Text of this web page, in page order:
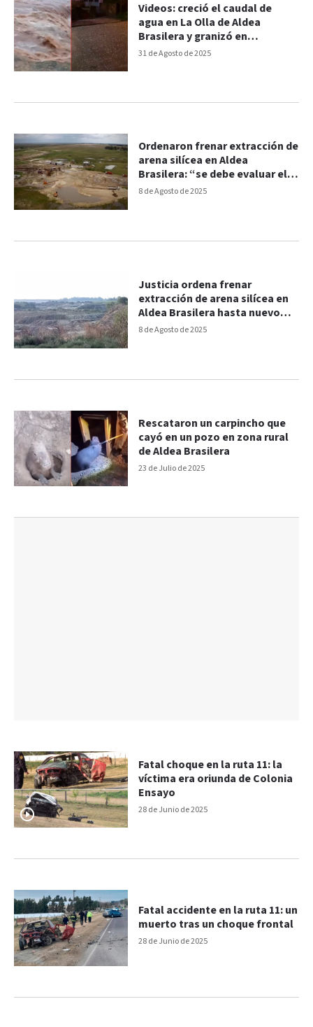
31 de Agosto de 2025
Videos: creció el caudal de
agua en La Olla de Aldea
Brasilera y granizó en
Diamante
8 de Agosto de 2025
Ordenaron frenar extracción de
arena silícea en Aldea
Brasilera: “se debe evaluar el
daño”
8 de Agosto de 2025
Justicia ordena frenar
extracción de arena silícea en
Aldea Brasilera hasta nuevo
estudio ambiental
23 de Julio de 2025
Rescataron un carpincho que
cayó en un pozo en zona rural
de Aldea Brasilera
28 de Junio de 2025
Fatal choque en la ruta 11: la
víctima era oriunda de Colonia
Ensayo
28 de Junio de 2025
Fatal accidente en la ruta 11: un
muerto tras un choque frontal